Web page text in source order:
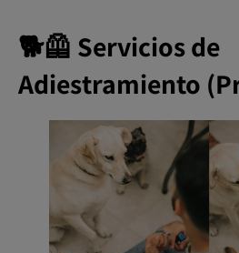
🐕🦺 Servicios de
Adiestramiento